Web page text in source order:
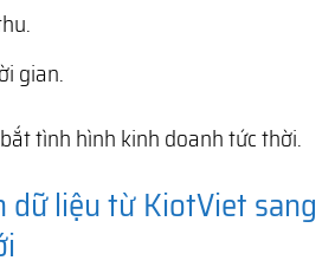
gian.
tình hình kinh doanh tức thời.
dữ liệu từ KiotViet sang